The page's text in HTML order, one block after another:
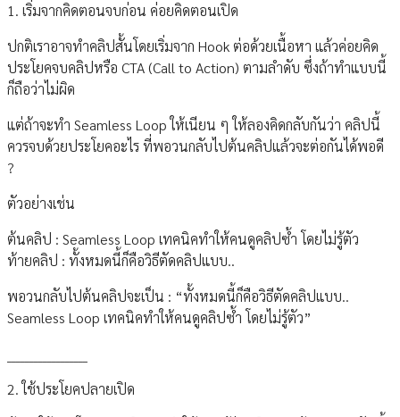
1. เริ่มจากคิดตอนจบก่อน ค่อยคิดตอนเปิด
ปกติเราอาจทำคลิปสั้นโดยเริ่มจาก Hook ต่อด้วยเนื้อหา แล้วค่อยคิด
ประโยคจบคลิปหรือ CTA (Call to Action) ตามลำดับ ซึ่งถ้าทำแบบนี้
ก็ถือว่าไม่ผิด
แต่ถ้าจะทำ Seamless Loop ให้เนียน ๆ ให้ลองคิดกลับกันว่า คลิปนี้
ควรจบด้วยประโยคอะไร ที่พอวนกลับไปต้นคลิปแล้วจะต่อกันได้พอดี
?
ตัวอย่างเช่น
ต้นคลิป : Seamless Loop เทคนิคทำให้คนดูคลิปซ้ำ โดยไม่รู้ตัว
ท้ายคลิป : ทั้งหมดนี้ก็คือวิธีตัดคลิปแบบ..
พอวนกลับไปต้นคลิปจะเป็น : “ทั้งหมดนี้ก็คือวิธีตัดคลิปแบบ..
Seamless Loop เทคนิคทำให้คนดูคลิปซ้ำ โดยไม่รู้ตัว”
2. ใช้ประโยคปลายเปิด